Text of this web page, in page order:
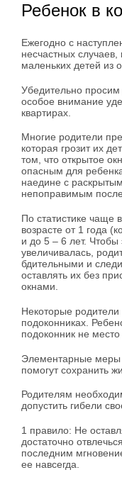
Ребенок в
Ежегодно с
несчастных
маленьких детей из
Убедительно
особое внимание
квартирах.
Многие родители
которая грозит их
том, что открытое
опасным для
наедине с
непоправимым
По статистике чаще
возрасте от 1 года
и до 5 – 6 лет. Чтобы
увеличивалась,
бдительными и
оставлять их без
окнами.
Некоторые
подоконниках.
подоконник не
Элементарные меры
помогут сохранить
Родителям
допустить гибели
1 правило: Не
достаточно
последним
ее навсегда.